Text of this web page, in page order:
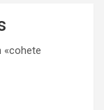
«cohete